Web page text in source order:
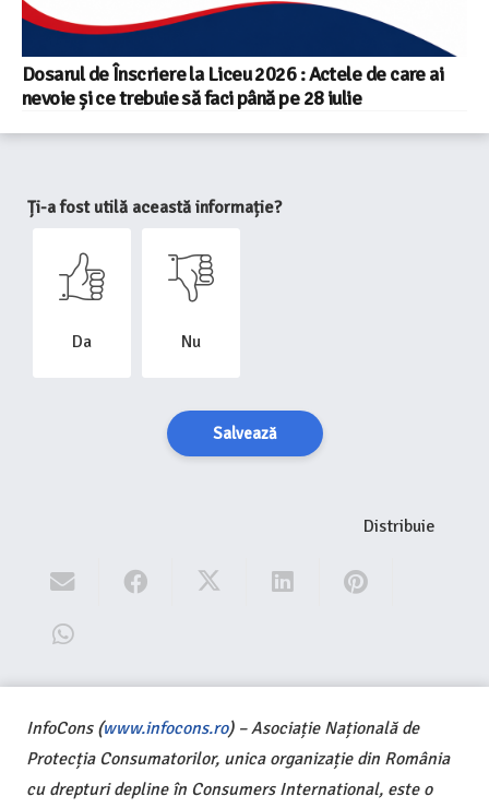
Dosarul de Înscriere la Liceu 2026 : Actele de care ai
nevoie și ce trebuie să faci până pe 28 iulie
Ți-a fost utilă această informație?
Da Nu
Salvează
Distribuie
InfoCons (www.infocons.ro) – Asociație Națională de
Protecția Consumatorilor, unica organizație din România
cu drepturi depline în Consumers International, este o